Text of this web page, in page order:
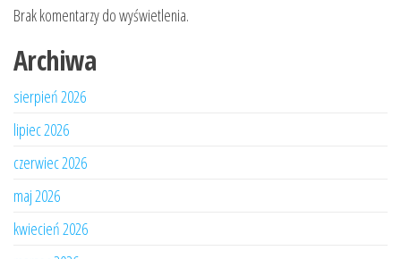
Brak komentarzy do wyświetlenia.
Archiwa
sierpień 2026
lipiec 2026
czerwiec 2026
maj 2026
kwiecień 2026